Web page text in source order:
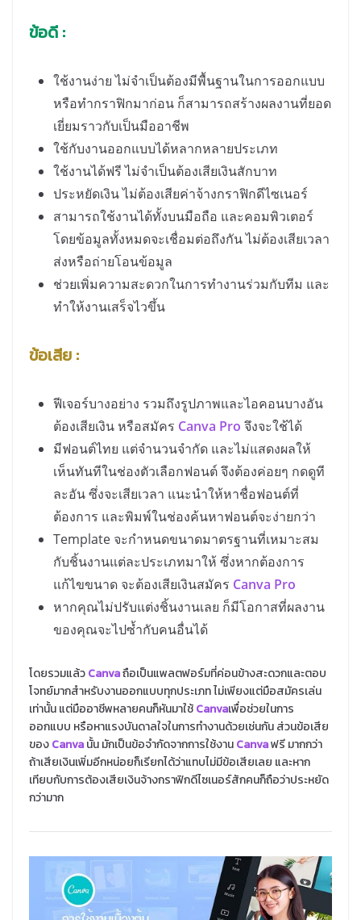
ข้อดี :
ใช้งานง่าย ไม่จำเป็นต้องมีพื้นฐานในการออกแบบ
หรือทำกราฟิกมาก่อน ก็สามารถสร้างผลงานที่ยอด
เยี่ยมราวกับเป็นมืออาชีพ
ใช้กับงานออกแบบได้หลากหลายประเภท
ใช้งานได้ฟรี ไม่จำเป็นต้องเสียเงินสักบาท
ประหยัดเงิน ไม่ต้องเสียค่าจ้างกราฟิกดีไซเนอร์
สามารถใช้งานได้ทั้งบนมือถือ และคอมพิวเตอร์
โดยข้อมูลทั้งหมดจะเชื่อมต่อถึงกัน ไม่ต้องเสียเวลา
ส่งหรือถ่ายโอนข้อมูล
ช่วยเพิ่มความสะดวกในการทำงานร่วมกับทีม และ
ทำให้งานเสร็จไวขึ้น
ข้อเสีย :
ฟีเจอร์บางอย่าง รวมถึงรูปภาพและไอคอนบางอัน
ต้องเสียเงิน หรือสมัคร Canva Pro จึงจะใช้ได้
มีฟอนต์ไทย แต่จำนวนจำกัด และไม่แสดงผลให้
เห็นทันทีในช่องตัวเลือกฟอนต์ จึงต้องค่อยๆ กดดูที
ละอัน ซึ่งจะเสียเวลา แนะนำให้หาชื่อฟอนต์ที่
ต้องการ และพิมพ์ในช่องค้นหาฟอนต์จะง่ายกว่า
Template จะกำหนดขนาดมาตรฐานที่เหมาะสม
กับชิ้นงานแต่ละประเภทมาให้ ซึ่งหากต้องการ
แก้ไขขนาด จะต้องเสียเงินสมัคร Canva Pro
หากคุณไม่ปรับแต่งชิ้นงานเลย ก็มีโอกาสที่ผลงาน
ของคุณจะไปซ้ำกับคนอื่นได้
โดยรวมแล้วCanvaถือเป็นแพลตฟอร์มที่ค่อนข้างสะดวกและตอบ
โจทย์มากสำหรับงานออกแบบทุกประเภท ไม่เพียงแต่มือสมัครเล่น
เท่านั้น แต่มืออาชีพหลายคนก็หันมาใช้Canvaเพื่อช่วยในการ
ออกแบบ หรือหาแรงบันดาลใจในการทำงานด้วยเช่นกัน ส่วนข้อเสีย
ของCanvaนั้น มักเป็นข้อจำกัดจากการใช้งานCanvaฟรี มากกว่า
ถ้าเสียเงินเพิ่มอีกหน่อยก็เรียกได้ว่าแทบไม่มีข้อเสียเลย และหาก
เทียบกับการต้องเสียเงินจ้างกราฟิกดีไซเนอร์สักคนก็ถือว่าประหยัด
กว่ามาก